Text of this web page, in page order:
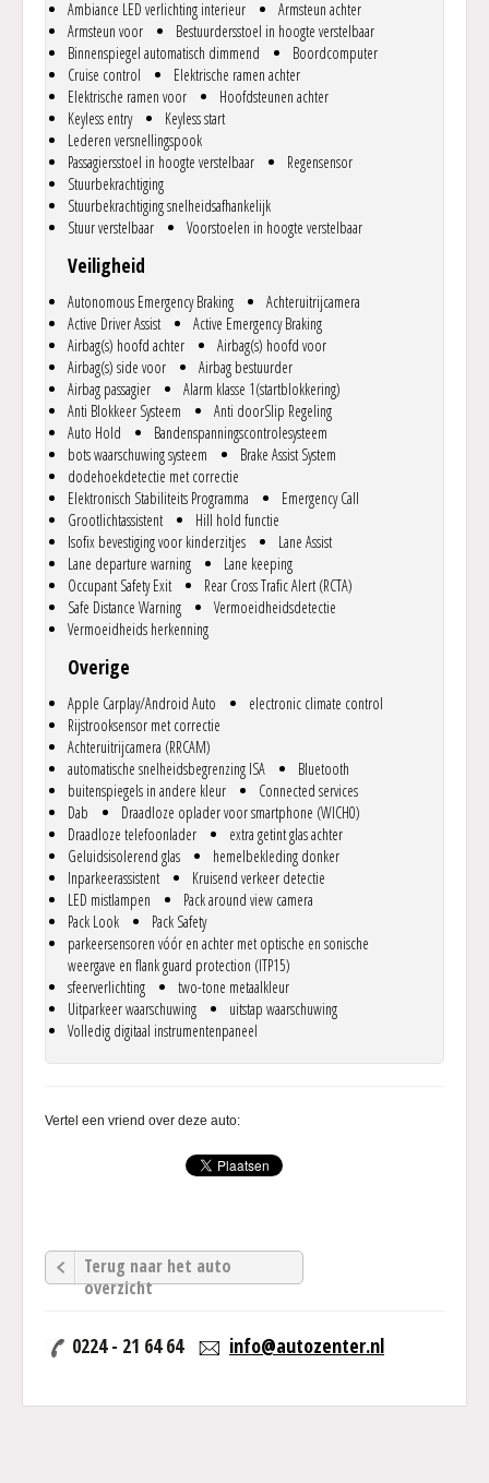
Ambiance LED verlichting interieur
Armsteun achter
Armsteun voor
Bestuurdersstoel in hoogte verstelbaar
Binnenspiegel automatisch dimmend
Boordcomputer
Cruise control
Elektrische ramen achter
Elektrische ramen voor
Hoofdsteunen achter
Keyless entry
Keyless start
Lederen versnellingspook
Passagiersstoel in hoogte verstelbaar
Regensensor
Stuurbekrachtiging
Stuurbekrachtiging snelheidsafhankelijk
Stuur verstelbaar
Voorstoelen in hoogte verstelbaar
Veiligheid
Autonomous Emergency Braking
Achteruitrijcamera
Active Driver Assist
Active Emergency Braking
Airbag(s) hoofd achter
Airbag(s) hoofd voor
Airbag(s) side voor
Airbag bestuurder
Airbag passagier
Alarm klasse 1(startblokkering)
Anti Blokkeer Systeem
Anti doorSlip Regeling
Auto Hold
Bandenspanningscontrolesysteem
bots waarschuwing systeem
Brake Assist System
dodehoekdetectie met correctie
Elektronisch Stabiliteits Programma
Emergency Call
Grootlichtassistent
Hill hold functie
Isofix bevestiging voor kinderzitjes
Lane Assist
Lane departure warning
Lane keeping
Occupant Safety Exit
Rear Cross Trafic Alert (RCTA)
Safe Distance Warning
Vermoeidheidsdetectie
Vermoeidheids herkenning
Overige
Apple Carplay/Android Auto
electronic climate control
Rijstrooksensor met correctie
Achteruitrijcamera (RRCAM)
automatische snelheidsbegrenzing ISA
Bluetooth
buitenspiegels in andere kleur
Connected services
Dab
Draadloze oplader voor smartphone (WICH0)
Draadloze telefoonlader
extra getint glas achter
Geluidsisolerend glas
hemelbekleding donker
Inparkeerassistent
Kruisend verkeer detectie
LED mistlampen
Pack around view camera
Pack Look
Pack Safety
parkeersensoren vóór en achter met optische en sonische
weergave en flank guard protection (ITP15)
sfeerverlichting
two-tone metaalkleur
Uitparkeer waarschuwing
uitstap waarschuwing
Volledig digitaal instrumentenpaneel
Vertel een vriend over deze auto:
Terug naar het auto
overzicht
0224 - 21 64 64 info@autozenter.nl